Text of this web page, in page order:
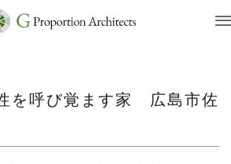
を呼び覚ます家 広島市佐